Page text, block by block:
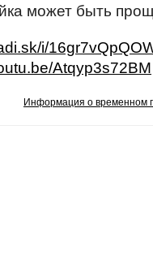
может быть
i/
Atqyp3s72BM
Информация о временном